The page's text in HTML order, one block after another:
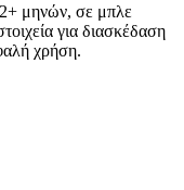
μηνών, σε μπλε
για διασκέδαση
χρήση.